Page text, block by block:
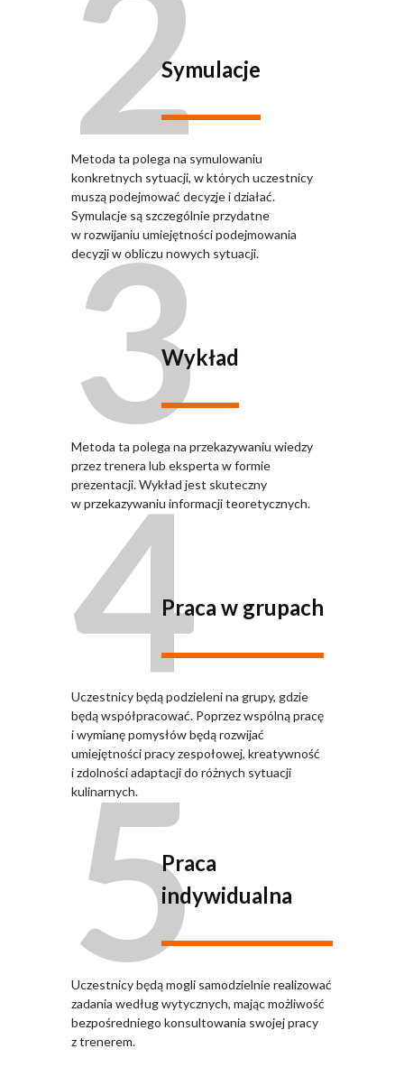
Symulacje
Metoda ta polega na symulowaniu
konkretnych sytuacji, w których uczestnicy
muszą podejmować decyzje i działać.
Symulacje są szczególnie przydatne
w rozwijaniu umiejętności podejmowania
decyzji w obliczu nowych sytuacji.
3Wykład
Metoda ta polega na przekazywaniu wiedzy
przez trenera lub eksperta w formie
prezentacji. Wykład jest skuteczny
w przekazywaniu informacji teoretycznych.
4Praca w grupach
Uczestnicy będą podzieleni na grupy, gdzie
będą współpracować. Poprzez wspólną pracę
i wymianę pomysłów będą rozwijać
umiejętności pracy zespołowej, kreatywność
i zdolności adaptacji do różnych sytuacji
kulinarnych.
5
Praca
indywidualna
Uczestnicy będą mogli samodzielnie realizować
zadania według wytycznych, mając możliwość
bezpośredniego konsultowania swojej pracy
z trenerem.